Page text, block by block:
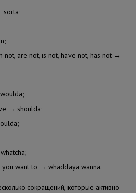
sorta;
not, are not, is not, have not, has not →
→ shoulda;
you want to → whaddaya wanna.
сокращений, которые активно